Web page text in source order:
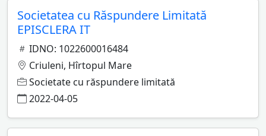
Societatea cu Răspundere Limitată
EPISCLERA IT
IDNO: 1022600016484
Criuleni, Hîrtopul Mare
Societate cu răspundere limitată
2022-04-05